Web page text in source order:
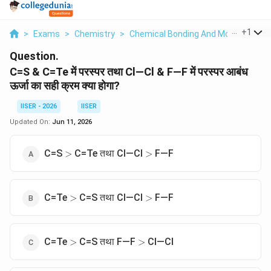
> Exams > Chemistry > Chemical Bonding And Molecular
+1
Question.
C=S & C=Te में परस्पर तथा Cl—Cl & F—F में परस्पर आबंध
ऊर्जा का सही क्रम क्या होगा?
IISER - 2026
IISER
Updated On: Jun 11, 2026
C=S >
> C=Te तथा Cl—Cl >
> F—F
C=Te >
> C=S तथा Cl—Cl >
> F—F
C=Te >
> C=S तथा F—F >
> Cl—Cl